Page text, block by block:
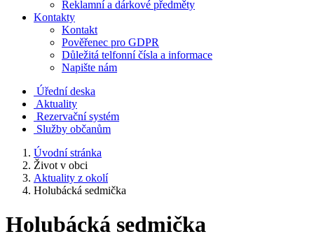
Reklamní a dárkové předměty
Kontakty
Kontakt
Pověřenec pro GDPR
Důležitá telfonní čísla a informace
Napište nám
Úřední deska
Aktuality
Rezervační systém
Služby občanům
Úvodní stránka
Život v obci
Aktuality z okolí
Holubácká sedmička
Holubácká sedmička